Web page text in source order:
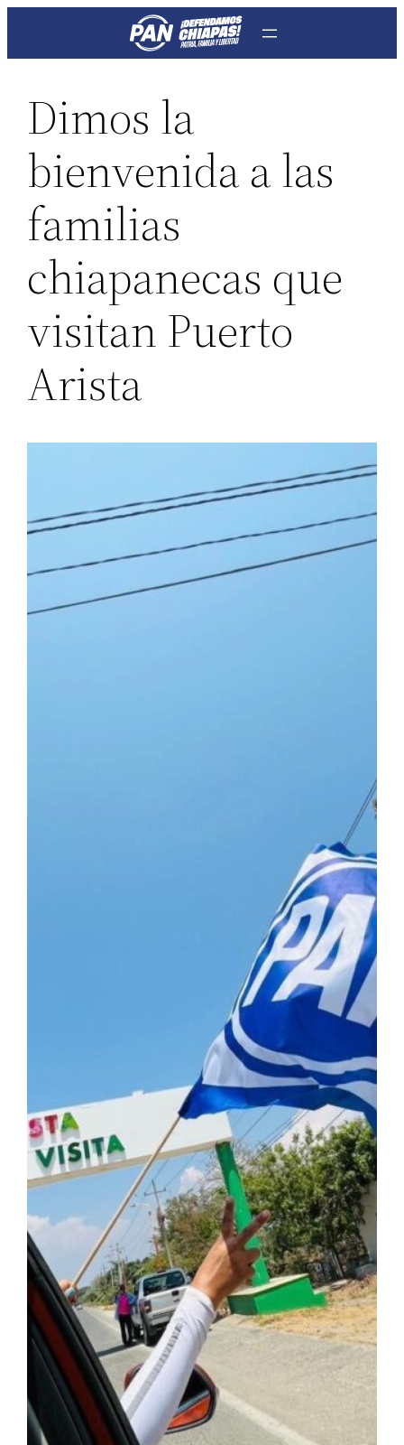
Dimos la
bienvenida a las
familias
chiapanecas que
visitan Puerto
Arista